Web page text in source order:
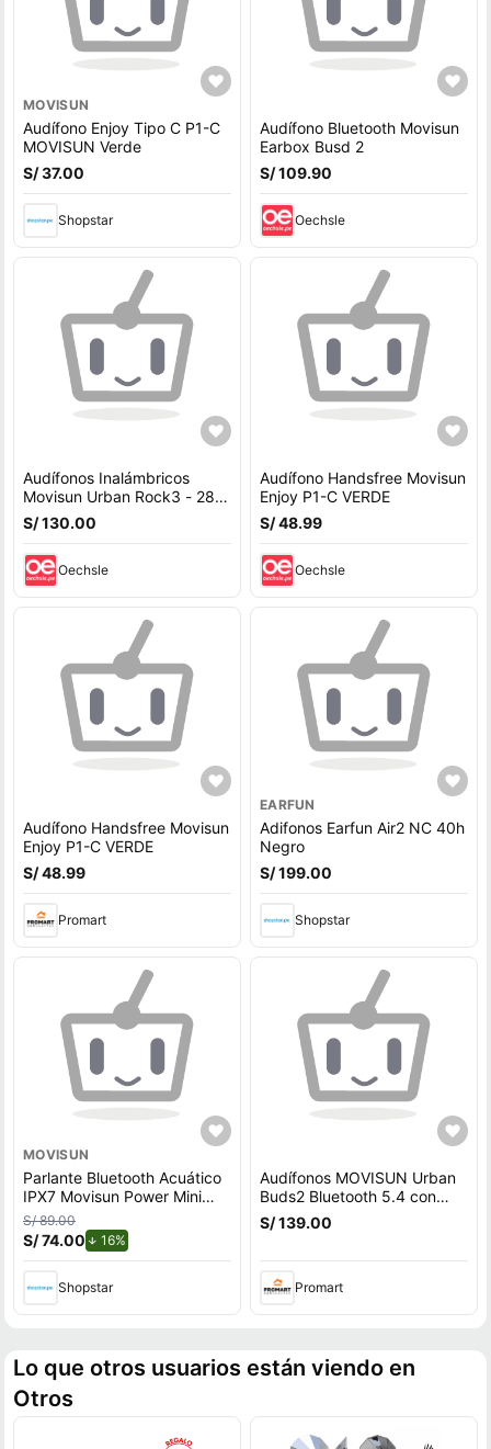
MOVISUN
Audífono Enjoy Tipo C P1-C
MOVISUN Verde
S/ 37.00
Shopstar
Audífono Bluetooth Movisun
Earbox Busd 2
S/ 109.90
Oechsle
Audífonos Inalámbricos
Movisun Urban Rock3 - 28
Horas - Vintage
S/ 130.00
Oechsle
Audífono Handsfree Movisun
Enjoy P1-C VERDE
S/ 48.99
Oechsle
Audífono Handsfree Movisun
Enjoy P1-C VERDE
S/ 48.99
Promart
EARFUN
Adifonos Earfun Air2 NC 40h
Negro
S/ 199.00
Shopstar
MOVISUN
Parlante Bluetooth Acuático
IPX7 Movisun Power Mini
Negro
S/ 89.00
S/ 74.00 16%
Shopstar
Audífonos MOVISUN Urban
Buds2 Bluetooth 5.4 con
ANC Modo Juego y Hasta
45 Horas de Batería Negro
S/ 139.00
Promart
Lo que otros usuarios están viendo en
Otros